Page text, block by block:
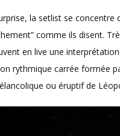
la setlist se concentre
comme ils disent.
en live une
rythmique carrée formée
ou éruptif de